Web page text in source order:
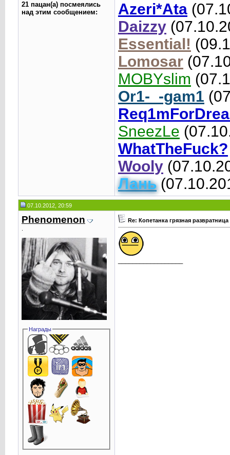
21 пацан(а) посмеялись
над этим сообщением:
Azeri*Ata
Daizzy
Essential!
Lomosar
MOBYslim
Or1-_-gam1
SneezLe
WhatTheFuck?
Wooly
Лань
07.10.2012, 20:59
Phenomenоn
Награды
Re: Копетанка грязная развратница